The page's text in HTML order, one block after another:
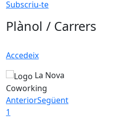
Subscriu-te
Plànol / Carrers
Accedeix
La Nova
Coworking
AnteriorSegüent
1